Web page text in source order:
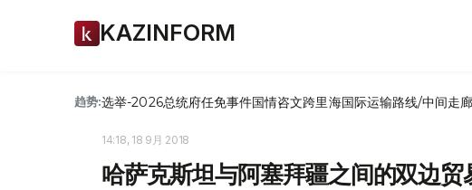
KAZINFORM
趋势:选举-2026总统府任免事件国情咨文跨里海国际运输路线/中间走廊
14:18, 18 9月 2018
哈萨克斯坦与阿塞拜疆之间的双边贸